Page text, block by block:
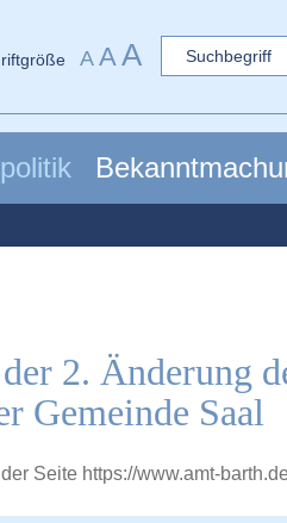
A AA Sword
2. Änderung
Gemeinde Saal
Seite https://www.amt-